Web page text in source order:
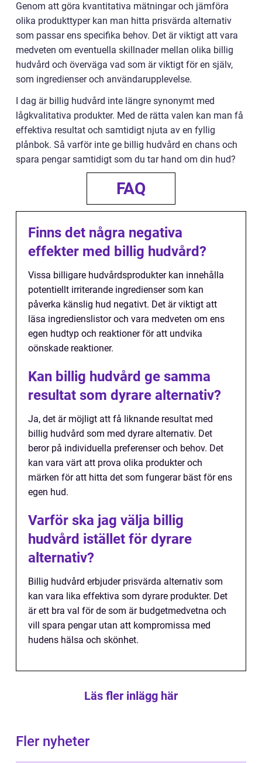
Genom att göra kvantitativa mätningar och jämföra
olika produkttyper kan man hitta prisvärda alternativ
som passar ens specifika behov. Det är viktigt att vara
medveten om eventuella skillnader mellan olika billig
hudvård och överväga vad som är viktigt för en själv,
som ingredienser och användarupplevelse.
I dag är billig hudvård inte längre synonymt med
lågkvalitativa produkter. Med de rätta valen kan man få
effektiva resultat och samtidigt njuta av en fyllig
plånbok. Så varför inte ge billig hudvård en chans och
spara pengar samtidigt som du tar hand om din hud?
FAQ
Finns det några negativa
effekter med billig hudvård?
Vissa billigare hudvårdsprodukter kan innehålla
potentiellt irriterande ingredienser som kan
påverka känslig hud negativt. Det är viktigt att
läsa ingredienslistor och vara medveten om ens
egen hudtyp och reaktioner för att undvika
oönskade reaktioner.
Kan billig hudvård ge samma
resultat som dyrare alternativ?
Ja, det är möjligt att få liknande resultat med
billig hudvård som med dyrare alternativ. Det
beror på individuella preferenser och behov. Det
kan vara värt att prova olika produkter och
märken för att hitta det som fungerar bäst för ens
egen hud.
Varför ska jag välja billig
hudvård istället för dyrare
alternativ?
Billig hudvård erbjuder prisvärda alternativ som
kan vara lika effektiva som dyrare produkter. Det
är ett bra val för de som är budgetmedvetna och
vill spara pengar utan att kompromissa med
hudens hälsa och skönhet.
Läs fler inlägg här
Fler nyheter